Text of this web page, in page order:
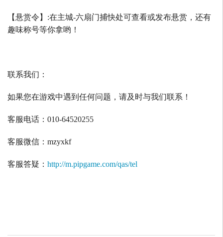
【悬赏令】 :在主城-六扇门捕快处可查看或发布悬赏，还有
趣味称号等你拿哟！
联系我们：
如果您在游戏中遇到任何问题，请及时与我们联系！
客服电话： 010-64520255
客服微信： mzyxkf
客服答疑： http://m.pipgame.com/qas/tel